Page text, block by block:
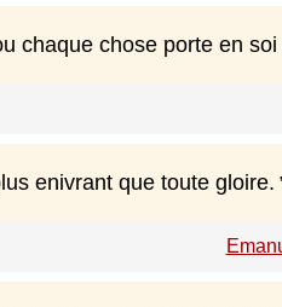
chaque chose porte en
enivrant que toute gloire.